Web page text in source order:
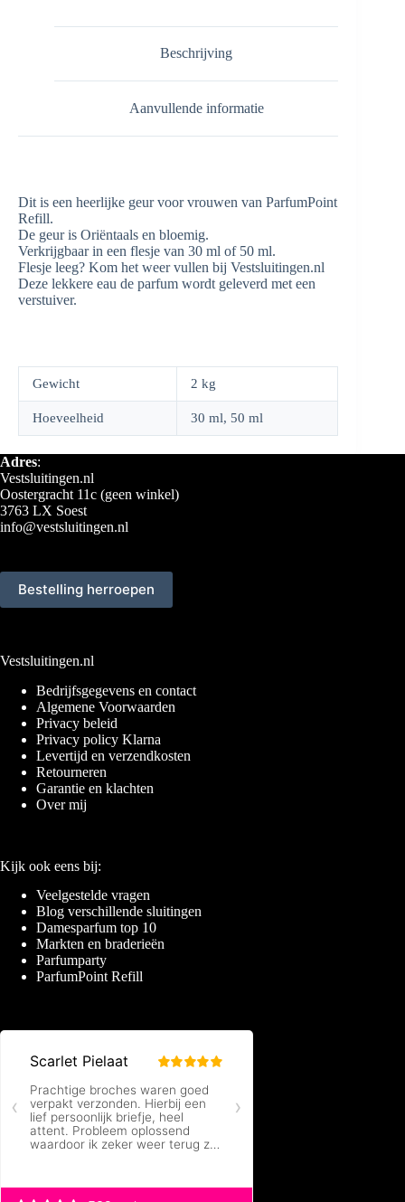
Beschrijving
Aanvullende informatie
Dit is een heerlijke geur voor vrouwen van ParfumPoint
Refill.
De geur is Oriëntaals en bloemig.
Verkrijgbaar in een flesje van 30 ml of 50 ml.
Flesje leeg? Kom het weer vullen bij Vestsluitingen.nl
Deze lekkere eau de parfum wordt geleverd met een
verstuiver.
Gewicht 2 kg
Hoeveelheid 30 ml, 50 ml
Adres:
Vestsluitingen.nl
Oostergracht 11c (geen winkel)
3763 LX Soest
info@vestsluitingen.nl
Bestelling herroepen
Vestsluitingen.nl
Bedrijfsgegevens en contact
Algemene Voorwaarden
Privacy beleid
Privacy policy Klarna
Levertijd en verzendkosten
Retourneren
Garantie en klachten
Over mij
Kijk ook eens bij:
Veelgestelde vragen
Blog verschillende sluitingen
Damesparfum top 10
Markten en braderieën
Parfumparty
ParfumPoint Refill